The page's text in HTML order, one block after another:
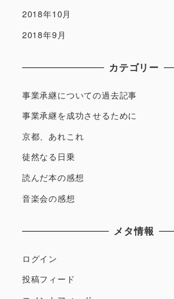
2018年10月
2018年9月
カテゴリー
事業承継についての過去記事
事業承継を成功させるために
京都、あれこれ
徒然なる日乗
読んだ本の感想
音楽会の感想
メタ情報
ログイン
投稿フィード